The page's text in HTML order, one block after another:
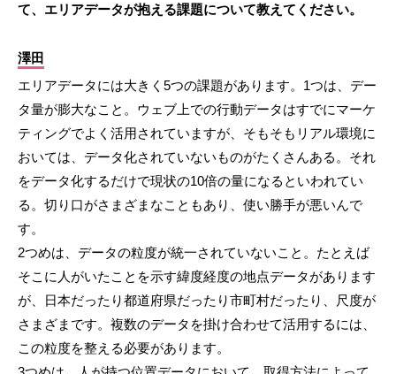
て、エリアデータが抱える課題について教えてください。
澤田
エリアデータには大きく5つの課題があります。1つは、デー
タ量が膨大なこと。ウェブ上での行動データはすでにマーケ
ティングでよく活用されていますが、そもそもリアル環境に
おいては、データ化されていないものがたくさんある。それ
をデータ化するだけで現状の10倍の量になるといわれてい
る。切り口がさまざまなこともあり、使い勝手が悪いんで
す。
2つめは、データの粒度が統一されていないこと。たとえば
そこに人がいたことを示す緯度経度の地点データがあります
が、日本だったり都道府県だったり市町村だったり、尺度が
さまざまです。複数のデータを掛け合わせて活用するには、
この粒度を整える必要があります。